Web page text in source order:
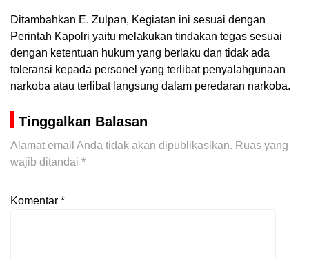
Ditambahkan E. Zulpan, Kegiatan ini sesuai dengan
Perintah Kapolri yaitu melakukan tindakan tegas sesuai
dengan ketentuan hukum yang berlaku dan tidak ada
toleransi kepada personel yang terlibat penyalahgunaan
narkoba atau terlibat langsung dalam peredaran narkoba.
Tinggalkan Balasan
Alamat email Anda tidak akan dipublikasikan. Ruas yang
wajib ditandai *
Komentar *